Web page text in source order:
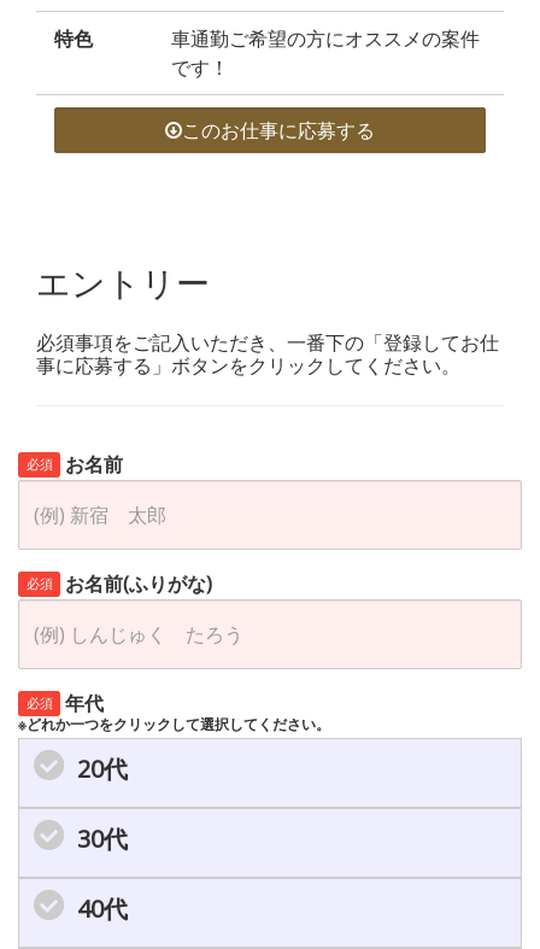
特色
車通勤ご希望の方にオススメの案件
です！
このお仕事に応募する
エントリー
必須事項をご記入いただき、一番下の「登録してお仕
事に応募する」ボタンをクリックしてください。
必須 お名前
必須 お名前(ふりがな)
必須 年代
※どれか一つをクリックして選択してください。
20代
30代
40代